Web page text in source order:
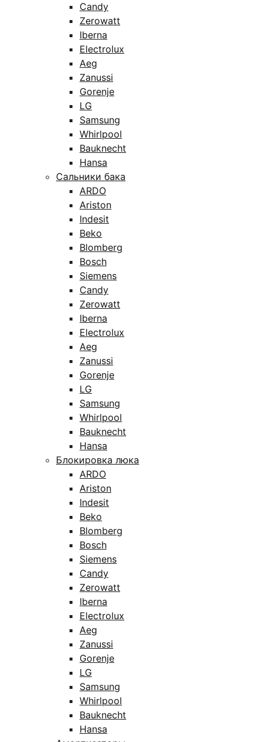
Candy
Zerowatt
Iberna
Electrolux
Aeg
Zanussi
Gorenje
LG
Samsung
Whirlpool
Bauknecht
Hansa
Сальники бака
ARDO
Ariston
Indesit
Beko
Blomberg
Bosch
Siemens
Candy
Zerowatt
Iberna
Electrolux
Aeg
Zanussi
Gorenje
LG
Samsung
Whirlpool
Bauknecht
Hansa
Блокировка люка
ARDO
Ariston
Indesit
Beko
Blomberg
Bosch
Siemens
Candy
Zerowatt
Iberna
Electrolux
Aeg
Zanussi
Gorenje
LG
Samsung
Whirlpool
Bauknecht
Hansa